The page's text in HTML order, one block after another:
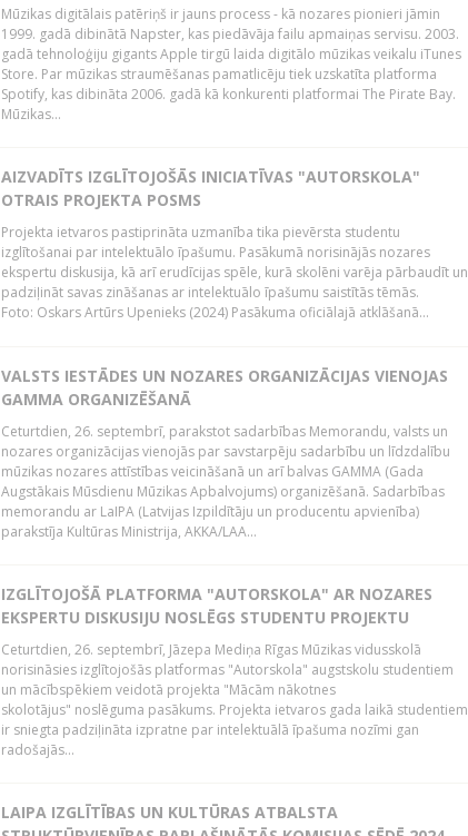
Mūzikas digitālais patēriņš ir jauns process - kā nozares pionieri jāmin
1999. gadā dibinātā Napster, kas piedāvāja failu apmaiņas servisu. 2003.
gadā tehnoloģiju gigants Apple tirgū laida digitālo mūzikas veikalu iTunes
Store. Par mūzikas straumēšanas pamatlicēju tiek uzskatīta platforma
Spotify, kas dibināta 2006. gadā kā konkurenti platformai The Pirate Bay.
Mūzikas...
AIZVADĪTS IZGLĪTOJOŠĀS INICIATĪVAS "AUTORSKOLA"
OTRAIS PROJEKTA POSMS
Projekta ietvaros pastiprināta uzmanība tika pievērsta studentu
izglītošanai par intelektuālo īpašumu. Pasākumā norisinājās nozares
ekspertu diskusija, kā arī erudīcijas spēle, kurā skolēni varēja pārbaudīt un
padziļināt savas zināšanas ar intelektuālo īpašumu saistītās tēmās.
Foto: Oskars Artūrs Upenieks (2024) Pasākuma oficiālajā atklāšanā...
VALSTS IESTĀDES UN NOZARES ORGANIZĀCIJAS VIENOJAS
GAMMA ORGANIZĒŠANĀ
Ceturtdien, 26. septembrī, parakstot sadarbības Memorandu, valsts un
nozares organizācijas vienojās par savstarpēju sadarbību un līdzdalību
mūzikas nozares attīstības veicināšanā un arī balvas GAMMA (Gada
Augstākais Mūsdienu Mūzikas Apbalvojums) organizēšanā. Sadarbības
memorandu ar LaIPA (Latvijas Izpildītāju un producentu apvienība)
parakstīja Kultūras Ministrija, AKKA/LAA...
IZGLĪTOJOŠĀ PLATFORMA "AUTORSKOLA" AR NOZARES
EKSPERTU DISKUSIJU NOSLĒGS STUDENTU PROJEKTU
Ceturtdien, 26. septembrī, Jāzepa Mediņa Rīgas Mūzikas vidusskolā
norisināsies izglītojošās platformas "Autorskola" augstskolu studentiem
un mācībspēkiem veidotā projekta "Mācām nākotnes
skolotājus" noslēguma pasākums. Projekta ietvaros gada laikā studentiem
ir sniegta padziļināta izpratne par intelektuālā īpašuma nozīmi gan
radošajās...
LAIPA IZGLĪTĪBAS UN KULTŪRAS ATBALSTA